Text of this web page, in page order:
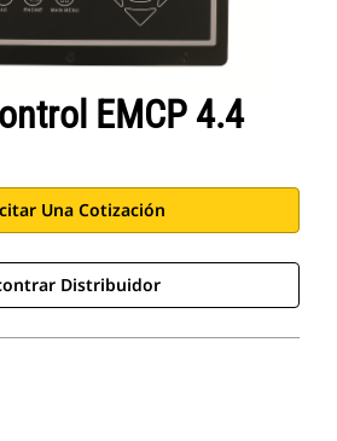
EMCP 4.4
Una Cotización
Distribuidor